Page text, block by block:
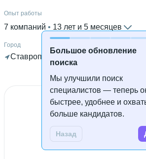
Большое обновление
поиска
Мы улучшили поиск
специалистов — теперь
быстрее, удобнее и
больше кандидатов.
Назад
Опыт работы
7 компаний 13 лет и 5 месяцев
Город
Ставрополь